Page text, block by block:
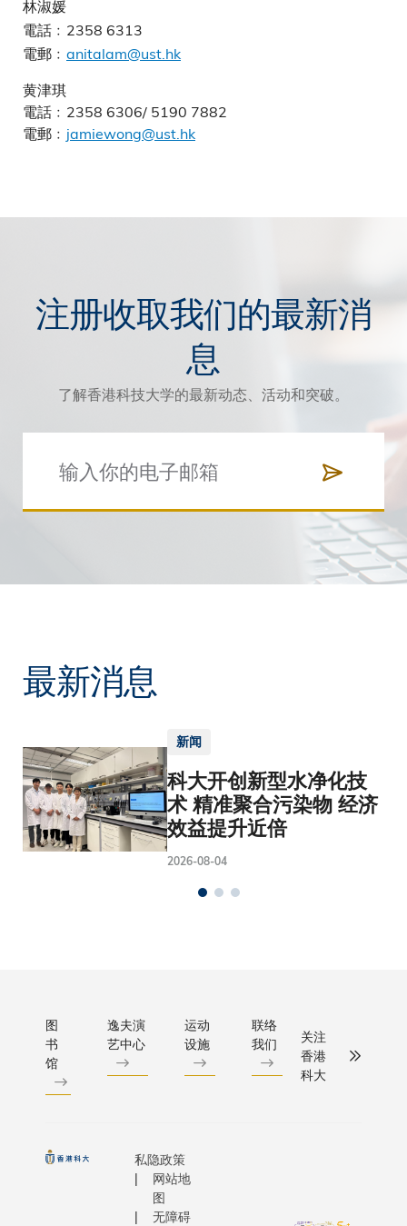
林淑媛
電話﹕2358 6313
電郵﹕ anitalam@ust.hk
黄津琪
電話﹕2358 6306/ 5190 7882
電郵﹕ jamiewong@ust.hk
注册收取我们的最新消
息
了解香港科技大学的最新动态、活动和突破。
最新消息
新闻
科大开创新型水净化技
术 精准聚合污染物 经济
效益提升近倍
2026-08-04
图
书
馆
逸夫演
艺中心
运动
设施
联络
我们
关注
香港
科大
私隐政策
网站地
图
无障碍